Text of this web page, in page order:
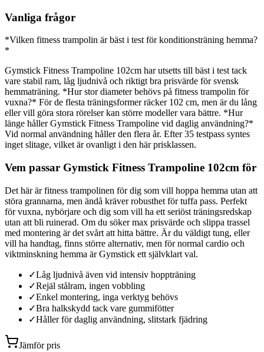
Vanliga frågor
*Vilken fitness trampolin är bäst i test för konditionsträning hemma?
*
Gymstick Fitness Trampoline 102cm har utsetts till bäst i test tack
vare stabil ram, låg ljudnivå och riktigt bra prisvärde för svensk
hemmaträning. *Hur stor diameter behövs på fitness trampolin för
vuxna?* För de flesta träningsformer räcker 102 cm, men är du lång
eller vill göra stora rörelser kan större modeller vara bättre. *Hur
länge håller Gymstick Fitness Trampoline vid daglig användning?*
Vid normal användning håller den flera år. Efter 35 testpass syntes
inget slitage, vilket är ovanligt i den här prisklassen.
Vem passar Gymstick Fitness Trampoline 102cm för
Det här är fitness trampolinen för dig som vill hoppa hemma utan att
störa grannarna, men ändå kräver robusthet för tuffa pass. Perfekt
för vuxna, nybörjare och dig som vill ha ett seriöst träningsredskap
utan att bli ruinerad. Om du söker max prisvärde och slippa trassel
med montering är det svårt att hitta bättre. Är du väldigt tung, eller
vill ha handtag, finns större alternativ, men för normal cardio och
viktminskning hemma är Gymstick ett självklart val.
✓Låg ljudnivå även vid intensiv hoppträning
✓Rejäl stålram, ingen vobbling
✓Enkel montering, inga verktyg behövs
✓Bra halkskydd tack vare gummifötter
✓Håller för daglig användning, slitstark fjädring
Jämför pris